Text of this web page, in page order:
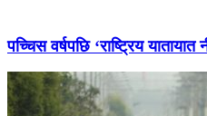
पच्चिस वर्षपछि ‘राष्ट्रिय यातायात